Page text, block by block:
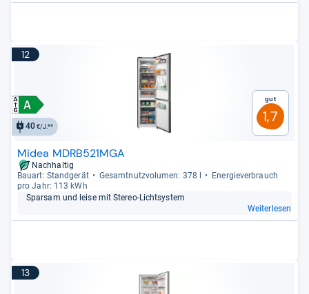
12
40€/J.**
Gut
1,7
Midea MDRB521MGA
Nachhaltig
Bau­art: Stand­ge­rät
Gesamt­nutz­vo­lu­men: 378 l
Ener­gie­ver­brauch
pro Jahr: 113 kWh
Spar­sam und leise mit Ste­reo-​Licht­sys­tem
Weiterlesen
13